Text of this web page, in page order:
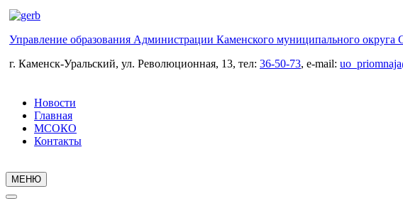
Управление образования Администрации Каменского муниципального округа
г. Каменск-Уральский, ул. Революционная, 13, тел: 36-50-73, e-mail:
Новости
Главная
МСОКО
Контакты
МЕНЮ